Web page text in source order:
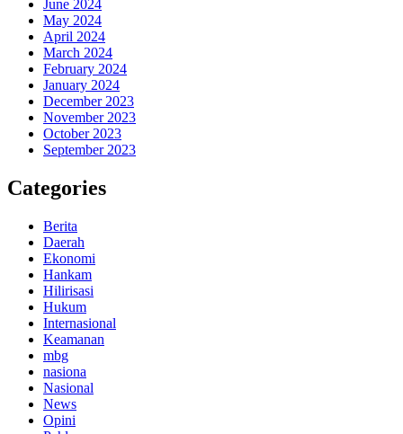
June 2024
May 2024
April 2024
March 2024
February 2024
January 2024
December 2023
November 2023
October 2023
September 2023
Categories
Berita
Daerah
Ekonomi
Hankam
Hilirisasi
Hukum
Internasional
Keamanan
mbg
nasiona
Nasional
News
Opini